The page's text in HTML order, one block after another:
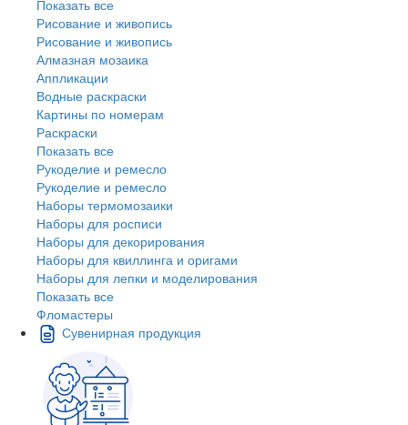
Показать все
Рисование и живопись
Рисование и живопись
Алмазная мозаика
Аппликации
Водные раскраски
Картины по номерам
Раскраски
Показать все
Рукоделие и ремесло
Рукоделие и ремесло
Наборы термомозаики
Наборы для росписи
Наборы для декорирования
Наборы для квиллинга и оригами
Наборы для лепки и моделирования
Показать все
Фломастеры
Сувенирная продукция